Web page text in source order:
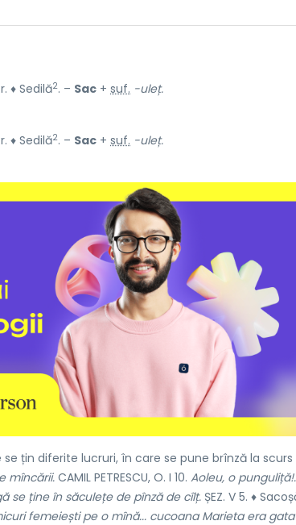
♦ Sedilă2. – Sac + suf. -uleț.
♦ Sedilă2. – Sac + suf. -uleț.
țin diferite lucruri, în care se pune brînză la scurs
mîncării.CAMIL PETRESCU, O. I 10. Aoleu, o
se ține în săculețe de pînză de cîlț. ȘEZ. V 5. ♦
femeiești pe o mînă... cucoana Marieta era